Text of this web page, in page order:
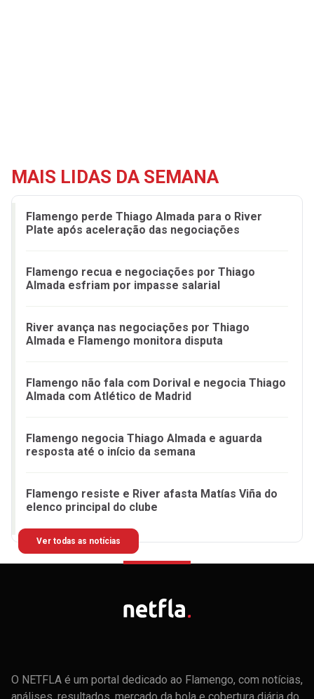
MAIS LIDAS DA SEMANA
Flamengo perde Thiago Almada para o River
Plate após aceleração das negociações
Flamengo recua e negociações por Thiago
Almada esfriam por impasse salarial
River avança nas negociações por Thiago
Almada e Flamengo monitora disputa
Flamengo não fala com Dorival e negocia Thiago
Almada com Atlético de Madrid
Flamengo negocia Thiago Almada e aguarda
resposta até o início da semana
Flamengo resiste e River afasta Matías Viña do
elenco principal do clube
Ver todas as notícias
O NETFLA é um portal dedicado ao Flamengo, com notícias,